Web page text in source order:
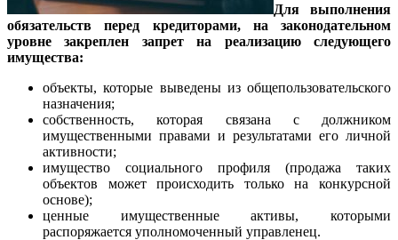
Для выполнения
обязательств перед кредиторами, на законодательном
уровне закреплен запрет на реализацию следующего
имущества:
объекты, которые выведены из общепользовательского
назначения;
собственность, которая связана с должником
имущественными правами и результатами его личной
активности;
имущество социального профиля (продажа таких
объектов может происходить только на конкурсной
основе);
ценные имущественные активы, которыми
распоряжается уполномоченный управленец.